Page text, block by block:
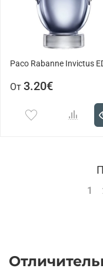
Paco Rabanne Invictus
От 3.20€
1